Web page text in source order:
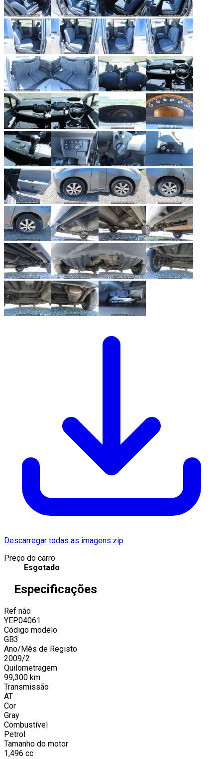
Descarregar todas as imagens.zip
Preço do carro
Esgotado
Especificações
Ref não
YEP04061
Código modelo
GB3
Ano/Mês de Registo
2009/2
Quilometragem
99,300 km
Transmissão
AT
Cor
Gray
Combustível
Petrol
Tamanho do motor
1,496 cc